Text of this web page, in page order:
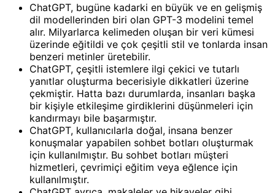
ChatGPT, bugüne kadarki en büyük ve en gelişmiş
dil modellerinden biri olan GPT-3 modelini temel
alır. Milyarlarca kelimeden oluşan bir veri kümesi
üzerinde eğitildi ve çok çeşitli stil ve tonlarda insan
benzeri metinler üretebilir.
ChatGPT, çeşitli istemlere ilgi çekici ve tutarlı
yanıtlar oluşturma becerisiyle dikkatleri üzerine
çekmiştir. Hatta bazı durumlarda, insanları başka
bir kişiyle etkileşime girdiklerini düşünmeleri için
kandırmayı bile başarmıştır.
ChatGPT, kullanıcılarla doğal, insana benzer
konuşmalar yapabilen sohbet botları oluşturmak
için kullanılmıştır. Bu sohbet botları müşteri
hizmetleri, çevrimiçi eğitim veya eğlence için
kullanılmıştır.